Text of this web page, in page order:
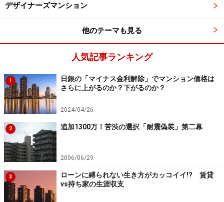
デザイナーズマンション
他のテーマも見る
人気記事ランキング
1
日銀の「マイナス金利解除」でマンション価格は
さらに上がるのか？下がるのか？
2024/04/26
2 追加1300万！苦渋の選択「耐震偽装」第二幕
2006/06/29
3
ローンに縛られない生き方がカッコイイ!? 賃貸
vs持ち家の生涯収支